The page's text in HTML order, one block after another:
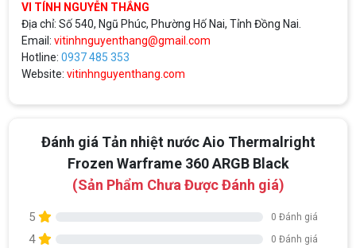
VI TÍNH NGUYỄN THẮNG
Địa chỉ: Số 540, Ngũ Phúc, Phường Hố Nai, Tỉnh Đồng Nai.
Email: vitinhnguyenthang@gmail.com
Hotline: 0937 485 353
Website: vitinhnguyenthang.com
Đánh giá Tản nhiệt nước Aio Thermalright
Frozen Warframe 360 ARGB Black
(Sản Phẩm Chưa Được Đánh giá)
5 0 Đánh giá
4 0 Đánh giá